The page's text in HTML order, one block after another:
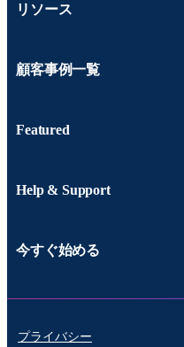
リソース
顧客事例一覧
Featured
Help & Support
今すぐ始める
プライバシー